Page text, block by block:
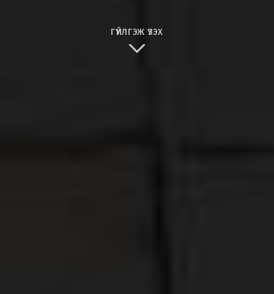
ГҮЙЛГЭЖ ҮЗЭХ